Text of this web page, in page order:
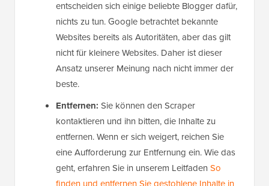
entscheiden sich einige beliebte Blogger dafür,
nichts zu tun. Google betrachtet bekannte
Websites bereits als Autoritäten, aber das gilt
nicht für kleinere Websites. Daher ist dieser
Ansatz unserer Meinung nach nicht immer der
beste.
Entfernen: Sie können den Scraper
kontaktieren und ihn bitten, die Inhalte zu
entfernen. Wenn er sich weigert, reichen Sie
eine Aufforderung zur Entfernung ein. Wie das
geht, erfahren Sie in unserem Leitfaden So